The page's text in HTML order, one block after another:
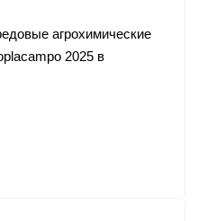
агрохимические
2025 в